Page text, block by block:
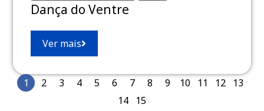
Dança do Ventre
Ver mais
1 2 3 4 5 6 7 8 9 10 11 12
13
14
15